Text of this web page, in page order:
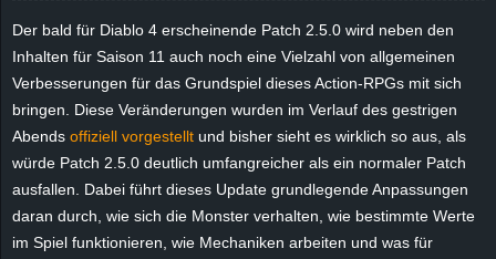
Der bald für Diablo 4 erscheinende Patch 2.5.0 wird neben den
Inhalten für Saison 11 auch noch eine Vielzahl von allgemeinen
Verbesserungen für das Grundspiel dieses Action-RPGs mit sich
bringen. Diese Veränderungen wurden im Verlauf des gestrigen
Abends offiziell vorgestellt und bisher sieht es wirklich so aus, als
würde Patch 2.5.0 deutlich umfangreicher als ein normaler Patch
ausfallen. Dabei führt dieses Update grundlegende Anpassungen
daran durch, wie sich die Monster verhalten, wie bestimmte Werte
im Spiel funktionieren, wie Mechaniken arbeiten und was für